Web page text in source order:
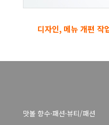
디자인, 메뉴 개편
맛볼 향수·패션·뷰티/패션